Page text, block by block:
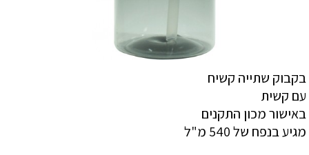
בקבוק שתייה קשיח
עם קשית
באישור מכון התקנים
מגיע בנפח של 540 מ"ל